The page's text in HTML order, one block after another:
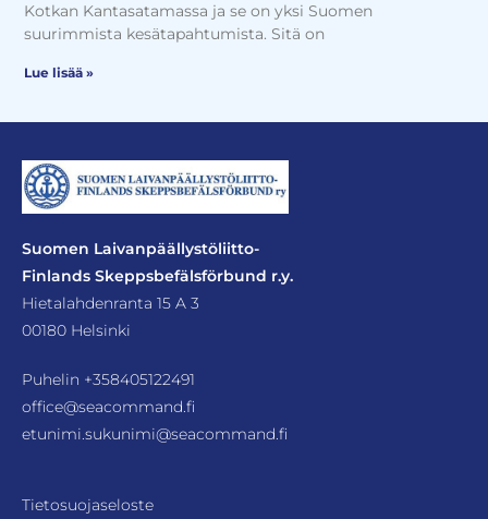
Kotkan Kantasatamassa ja se on yksi Suomen
suurimmista kesätapahtumista. Sitä on
Lue lisää »
Suomen Laivanpäällystöliitto-
Finlands Skeppsbefälsförbund r.y.
Hietalahdenranta 15 A 3
00180 Helsinki
Puhelin +358405122491
office@seacommand.fi
etunimi.sukunimi@seacommand.fi
Tietosuojaseloste